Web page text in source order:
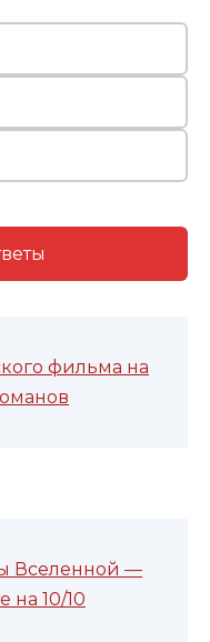
фильма на
Вселенной —
на 10/10